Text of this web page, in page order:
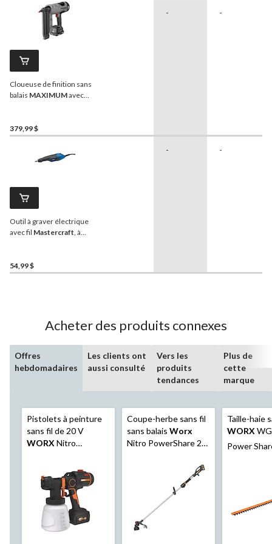
Cloueuse de finition sans
balais MAXIMUMavec
379,99 $
- -
Outil à graver électrique
avec fil Mastercraft, à
cuir
54,99 $
- -
Acheter des produits connexes
Offres
hebdomadaires
Les clients ont
aussi consulté
Vers les
produits
tendances
Plus de
cette
marque
Pistolets à peinture
sans fil de 20 V
WORX Nitro
sans balai, batterie de
4 Ah, chargeur de 2 A
Coupe-herbe sans fil
sans balais Worx
Nitro PowerShare 20
PowerShare Pro 4 Ah
et (1) chargeur 2,0 A
Taille-haie
WORX
Power